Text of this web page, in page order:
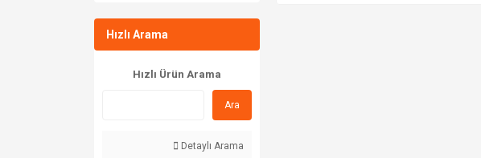
Hızlı Arama
Hızlı Ürün Arama
Ara
Detaylı Arama